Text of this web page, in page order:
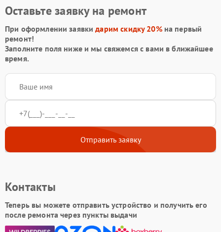
Оставьте заявку на ремонт
При оформлении заявкидарим скидку 20%на первый
ремонт!
Заполните поля ниже и мы свяжемся с вами в ближайшее
время.
Отправить заявку
Контакты
Теперь вы можете отправить устройство и получить его
после ремонта через пункты выдачи